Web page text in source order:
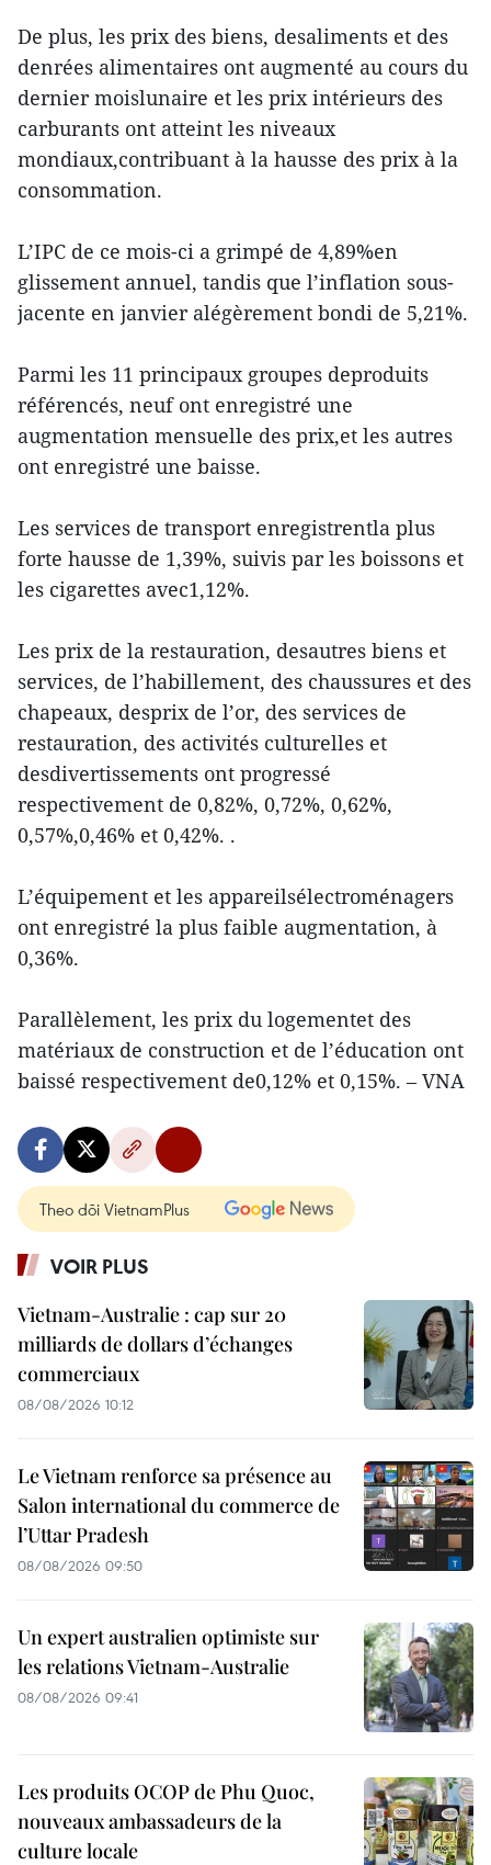
De plus, les prix des biens, desaliments et des
denrées alimentaires ont augmenté au cours du
dernier moislunaire et les prix intérieurs des
carburants ont atteint les niveaux
mondiaux,contribuant à la hausse des prix à la
consommation.
L’IPC de ce mois-ci a grimpé de 4,89%en
glissement annuel, tandis que l’inflation sous-
jacente en janvier alégèrement bondi de 5,21%.
Parmi les 11 principaux groupes deproduits
référencés, neuf ont enregistré une
augmentation mensuelle des prix,et les autres
ont enregistré une baisse.
Les services de transport enregistrentla plus
forte hausse de 1,39%, suivis par les boissons et
les cigarettes avec1,12%.
Les prix de la restauration, desautres biens et
services, de l’habillement, des chaussures et des
chapeaux, desprix de l’or, des services de
restauration, des activités culturelles et
desdivertissements ont progressé
respectivement de 0,82%, 0,72%, 0,62%,
0,57%,0,46% et 0,42%. .
L’équipement et les appareilsélectroménagers
ont enregistré la plus faible augmentation, à
0,36%.
Parallèlement, les prix du logementet des
matériaux de construction et de l’éducation ont
baissé respectivement de0,12% et 0,15%. – VNA
Theo dõi VietnamPlus
VOIR PLUS
Vietnam-Australie : cap sur 20
milliards de dollars d’échanges
commerciaux
08/08/2026 10:12
Le Vietnam renforce sa présence au
Salon international du commerce de
l’Uttar Pradesh
08/08/2026 09:50
Un expert australien optimiste sur
les relations Vietnam-Australie
08/08/2026 09:41
Les produits OCOP de Phu Quoc,
nouveaux ambassadeurs de la
culture locale